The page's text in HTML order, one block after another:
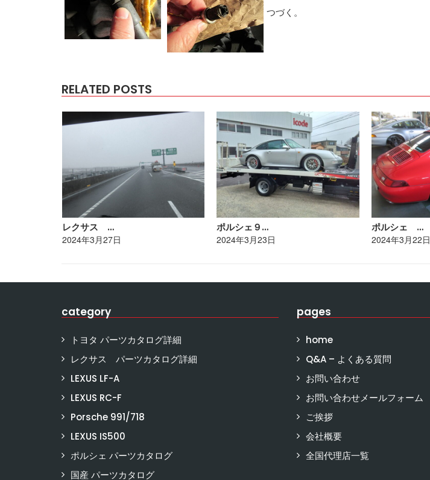
つづく。
RELATED POSTS
レクサス …
2024年3月27日
ポルシェ９…
2024年3月23日
ポルシェ …
2024年3月22日
category
トヨタ パーツカタログ詳細
レクサス パーツカタログ詳細
LEXUS LF-A
LEXUS RC-F
Porsche 991/718
LEXUS IS500
ポルシェ パーツカタログ
国産 パーツカタログ
pages
home
Q&A – よくある質問
お問い合わせ
お問い合わせメールフォーム
ご挨拶
会社概要
全国代理店一覧